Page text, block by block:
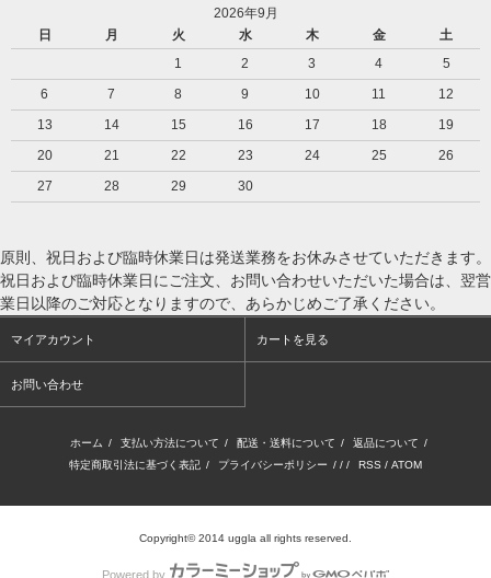
2026年9月
日
月 火 水 木 金
土
1
2 3 4
5
6
7 8 9 10 11
12
13
14 15 16 17 18
19
20
21 22 23 24 25
26
27
28 29 30
原則、祝日および臨時休業日は発送業務をお休みさせていただきます。
祝日および臨時休業日にご注文、お問い合わせいただいた場合は、翌営
業日以降のご対応となりますので、あらかじめご了承ください。
マイアカウント カートを見る
お問い合わせ
ホーム / 支払い方法について / 配送・送料について / 返品について /
特定商取引法に基づく表記 / プライバシーポリシー / / / RSS / ATOM
Copyright© 2014 uggla all rights reserved.
Powered by